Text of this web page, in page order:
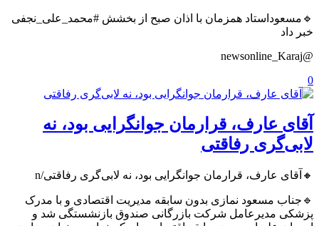
⁧🔹مسعوداستاد⁩ همزمان با اذان صبح از بخشش ⁧#محمد_علی_نجفی⁩
خبر داد
@newsonline_Karaj
0
‏آقای ‎عارف، قرارمان جوانگرایی بود، نه
لابی‌گری رفاقتی
🔸‏آقای ‎عارف، قرارمان ‎جوانگرایی بود، نه ‎لابی‌گری رفاقتی/n
🔹جناب ‎مسعود نمازی بدون سابقه مديريت اقتصادى و با مدرک
پزشكى مديرعامل شركت ‎بازرگانى صندوق بازنشستگى شد و